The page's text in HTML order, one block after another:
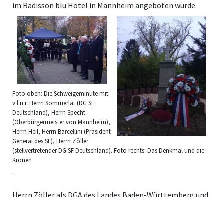
im Radisson blu Hotel in Mannheim angeboten wurde.
Foto oben: Die Schweigeminute mit
v.l.n.r. Herrn Sommerlat (DG SF
Deutschland), Herrn Specht
(Oberbürgermeister von Mannheim),
Herrn Heil, Herrn Barcellini (Präsident
General des SF), Herrn Zöller
(stellvertretender DG SF Deutschland). Foto rechts: Das Denkmal und die
Kronen
.
Herrn Zöller als DGA des Landes Baden-Württemberg und